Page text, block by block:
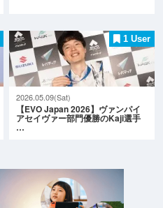
1 User
2026.05.09(Sat)
【EVO Japan 2026】ヴァンパイ
アセイヴァー部門優勝のKaji選手
…